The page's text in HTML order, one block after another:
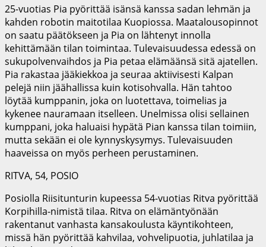
25-vuotias Pia pyörittää isänsä kanssa sadan lehmän ja
kahden robotin maitotilaa Kuopiossa. Maatalousopinnot
on saatu päätökseen ja Pia on lähtenyt innolla
kehittämään tilan toimintaa. Tulevaisuudessa edessä on
sukupolvenvaihdos ja Pia petaa elämäänsä sitä ajatellen.
Pia rakastaa jääkiekkoa ja seuraa aktiivisesti Kalpan
pelejä niin jäähallissa kuin kotisohvalla. Hän tahtoo
löytää kumppanin, joka on luotettava, toimelias ja
kykenee nauramaan itselleen. Unelmissa olisi sellainen
kumppani, joka haluaisi hypätä Pian kanssa tilan toimiin,
mutta sekään ei ole kynnyskysymys. Tulevaisuuden
haaveissa on myös perheen perustaminen.
RITVA, 54, POSIO
Posiolla Riisitunturin kupeessa 54-vuotias Ritva pyörittää
Korpihilla-nimistä tilaa. Ritva on elämäntyönään
rakentanut vanhasta kansakoulusta käyntikohteen,
missä hän pyörittää kahvilaa, vohvelipuotia, juhlatilaa ja